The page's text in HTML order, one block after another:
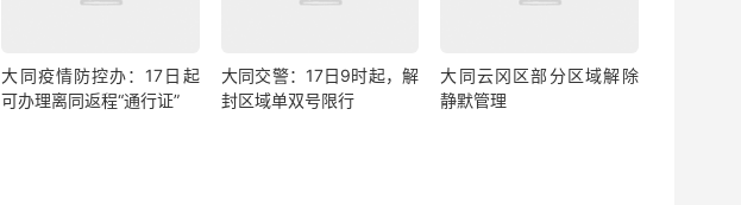
大同疫情防控办：17日起
可办理离同返程“通行证”
大同交警：17日9时起，解
封区域单双号限行
大同云冈区部分区域解除
静默管理